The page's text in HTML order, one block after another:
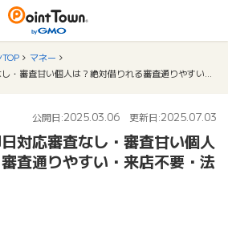
マネー
公開日:2025.03.06 更新日:2025.07.03
対応審査なし・審査甘い個人
査通りやすい・来店不要・法